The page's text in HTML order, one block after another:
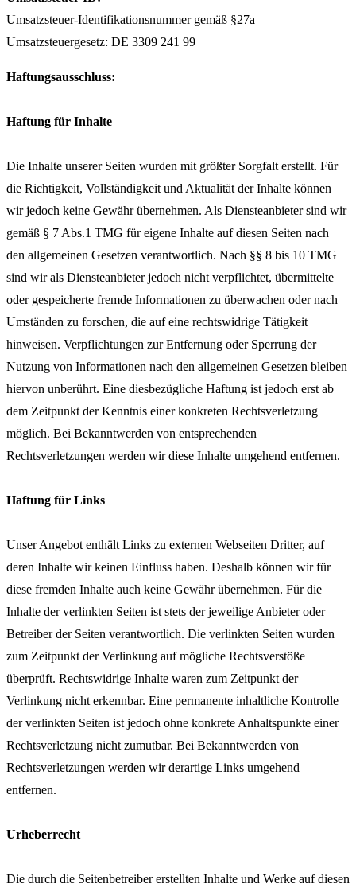
Umsatzsteuer-Identifikationsnummer gemäß §27a
Umsatzsteuergesetz: DE 3309 241 99
Haftungsausschluss:
Haftung für Inhalte
Die Inhalte unserer Seiten wurden mit größter Sorgfalt erstellt. Für
die Richtigkeit, Vollständigkeit und Aktualität der Inhalte können
wir jedoch keine Gewähr übernehmen. Als Diensteanbieter sind wir
gemäß § 7 Abs.1 TMG für eigene Inhalte auf diesen Seiten nach
den allgemeinen Gesetzen verantwortlich. Nach §§ 8 bis 10 TMG
sind wir als Diensteanbieter jedoch nicht verpflichtet, übermittelte
oder gespeicherte fremde Informationen zu überwachen oder nach
Umständen zu forschen, die auf eine rechtswidrige Tätigkeit
hinweisen. Verpflichtungen zur Entfernung oder Sperrung der
Nutzung von Informationen nach den allgemeinen Gesetzen bleiben
hiervon unberührt. Eine diesbezügliche Haftung ist jedoch erst ab
dem Zeitpunkt der Kenntnis einer konkreten Rechtsverletzung
möglich. Bei Bekanntwerden von entsprechenden
Rechtsverletzungen werden wir diese Inhalte umgehend entfernen.
Haftung für Links
Unser Angebot enthält Links zu externen Webseiten Dritter, auf
deren Inhalte wir keinen Einfluss haben. Deshalb können wir für
diese fremden Inhalte auch keine Gewähr übernehmen. Für die
Inhalte der verlinkten Seiten ist stets der jeweilige Anbieter oder
Betreiber der Seiten verantwortlich. Die verlinkten Seiten wurden
zum Zeitpunkt der Verlinkung auf mögliche Rechtsverstöße
überprüft. Rechtswidrige Inhalte waren zum Zeitpunkt der
Verlinkung nicht erkennbar. Eine permanente inhaltliche Kontrolle
der verlinkten Seiten ist jedoch ohne konkrete Anhaltspunkte einer
Rechtsverletzung nicht zumutbar. Bei Bekanntwerden von
Rechtsverletzungen werden wir derartige Links umgehend
entfernen.
Urheberrecht
Die durch die Seitenbetreiber erstellten Inhalte und Werke auf diesen